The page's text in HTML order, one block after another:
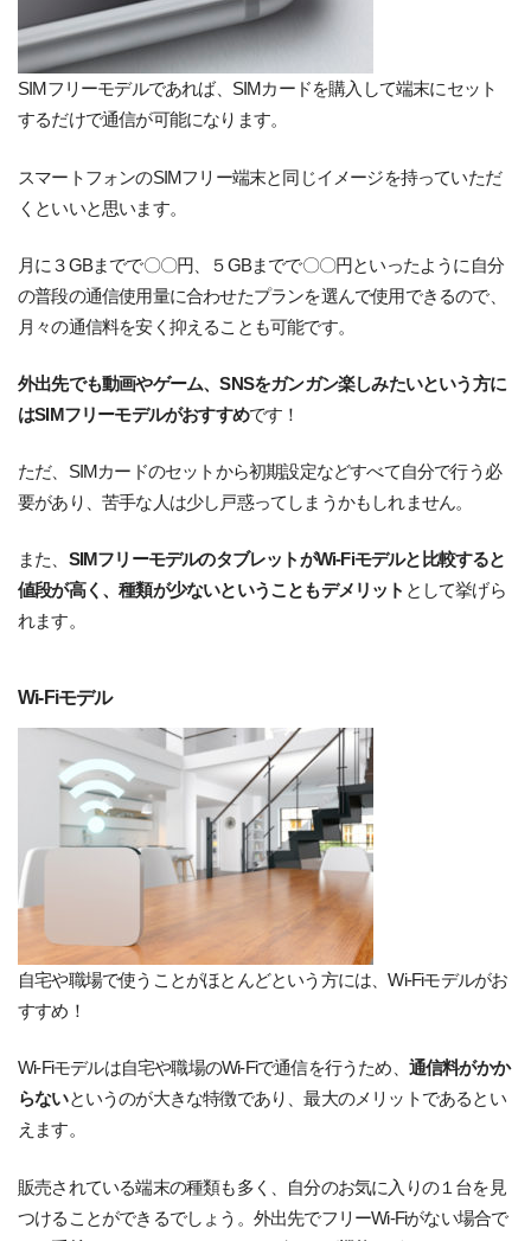
SIMフリーモデルであれば、SIMカードを購入して端末にセット
するだけで通信が可能になります。
スマートフォンのSIMフリー端末と同じイメージを持っていただ
くといいと思います。
月に３GBまでで〇〇円、５GBまでで〇〇円といったように自分
の普段の通信使用量に合わせたプランを選んで使用できるので、
月々の通信料を安く抑えることも可能です。
外出先でも動画やゲーム、SNSをガンガン楽しみたいという方に
はSIMフリーモデルがおすすめです！
ただ、SIMカードのセットから初期設定などすべて自分で行う必
要があり、苦手な人は少し戸惑ってしまうかもしれません。
また、 SIMフリーモデルのタブレットがWi-Fiモデルと比較すると
値段が高く、種類が少ないということもデメリット として挙げら
れます。
Wi-Fiモデル
自宅や職場で使うことがほとんどという方には、Wi-Fiモデルがお
すすめ！
Wi-Fiモデルは自宅や職場のWi-Fiで通信を行うため、 通信料がかか
らないというのが大きな特徴であり、最大のメリットであるとい
えます。
販売されている端末の種類も多く、自分のお気に入りの１台を見
つけることができるでしょう。外出先でフリーWi-Fiがない場合で